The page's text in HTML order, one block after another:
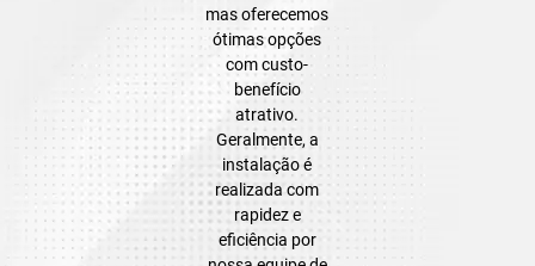
mas oferecemos
ótimas opções
com custo-
benefício
atrativo.
Geralmente, a
instalação é
realizada com
rapidez e
eficiência por